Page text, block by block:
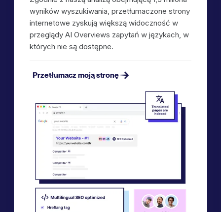
wyników wyszukiwania, przetłumaczone strony
internetowe zyskują większą widoczność w
przeglądy AI Overviews zapytań w językach, w
których nie są dostępne.
Przetłumacz moją stronę